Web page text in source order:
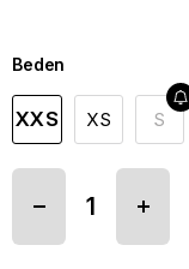
Beden
XXS XS S